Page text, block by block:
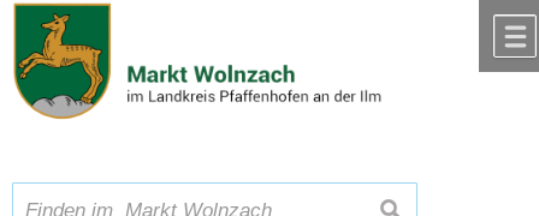
Zum Inhalt,zur Navigation
Schriftgröße A A A